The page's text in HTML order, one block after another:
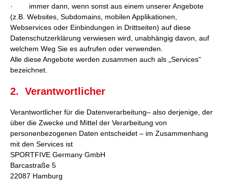
· immer dann, wenn sonst aus einem unserer Angebote
(z.B. Websites, Subdomains, mobilen Applikationen,
Webservices oder Einbindungen in Drittseiten) auf diese
Datenschutzerklärung verwiesen wird, unabhängig davon, auf
welchem Weg Sie es aufrufen oder verwenden.
Alle diese Angebote werden zusammen auch als „Services“
bezeichnet.
2. Verantwortlicher
Verantwortlicher für die Datenverarbeitung– also derjenige, der
über die Zwecke und Mittel der Verarbeitung von
personenbezogenen Daten entscheidet – im Zusammenhang
mit den Services ist
SPORTFIVE Germany GmbH
Barcastraße 5
22087 Hamburg